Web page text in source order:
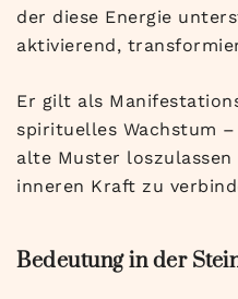
der diese Energie
aktivierend,
Er gilt als
spirituelles Wachstum
alte Muster
inneren Kraft zu
Bedeutung in der